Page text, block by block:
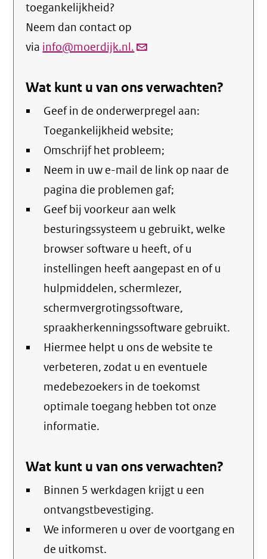
toegankelijkheid?
Neem dan contact op
via info@moerdijk.nl. (link
email)
Wat kunt u van ons verwachten?
Geef in de onderwerpregel aan:
Toegankelijkheid website;
Omschrijf het probleem;
Neem in uw e-mail de link op naar de
pagina die problemen gaf;
Geef bij voorkeur aan welk
besturingssysteem u gebruikt, welke
browser software u heeft, of u
instellingen heeft aangepast en of u
hulpmiddelen, schermlezer,
schermvergrotingssoftware,
spraakherkenningssoftware gebruikt.
Hiermee helpt u ons de website te
verbeteren, zodat u en eventuele
medebezoekers in de toekomst
optimale toegang hebben tot onze
informatie.
Wat kunt u van ons verwachten?
Binnen 5 werkdagen krijgt u een
ontvangstbevestiging.
We informeren u over de voortgang en
de uitkomst.